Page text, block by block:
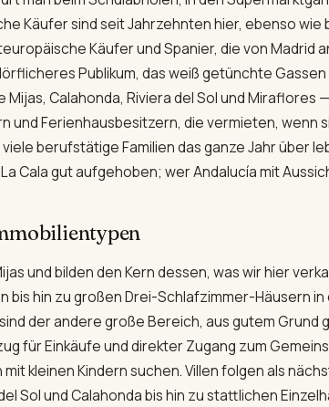
Käufer sind seit Jahrzehnten hier, ebenso
Käufer und Spanier, die von Madrid
Publikum, das weiß getünchte
Mijas, Calahonda, Riviera del Sol und Miraflores
Ferienhausbesitzern, die vermieten, wenn
berufstätige Familien das ganze Jahr über
Cala gut aufgehoben; wer Andalucía mit
und bilden den Kern dessen, was wir hier
bis hin zu großen Drei-Schlafzimmer-Häusern
der andere große Bereich, aus gutem Grund
für Einkäufe und direkter Zugang zum
kleinen Kindern suchen. Villen folgen als
Sol und Calahonda bis hin zu stattlichen